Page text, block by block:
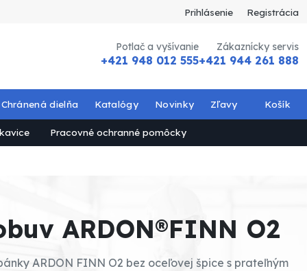
Prihlásenie Registrácia
Potlač a vyšívanie
+421 948 012 555
Zákaznícky servis
+421 944 261 888
Pracovné ochranné pomôcky
Chránená dielňa Katalógy Novinky Zľavy Košík
ARDON®FINN O2
ARDON FINN O2 bez oceľovej špice s prateľným